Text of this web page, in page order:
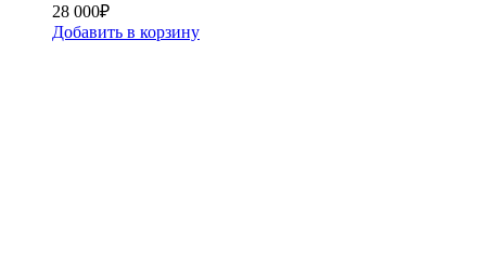
28 000₽
Добавить в корзину